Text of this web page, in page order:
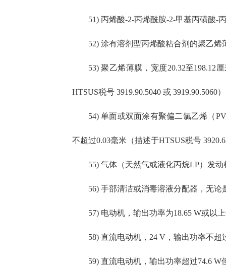
51) 丙烯酸-2-丙烯酰胺-2-甲基丙磺酸-
52) 涂有溶剂型丙烯酸粘合剂的聚乙烯
53) 聚乙烯薄膜，宽度20.32至198.12
HTSUS税号 3919.90.5040 或 3919.90.5060）
54) 单面或双面涂有聚偏二氯乙烯（
不超过0.03毫米（描述于HTSUS税号
55) 气体（天然气或液化丙烷LP）发
56) 手部清洁或消毒溶液分配器，无
57) 电动机，输出功率为18.65 W或以
58) 直流电动机，24 V，输出功率不超
59) 直流电动机，输出功率超过74.6 W